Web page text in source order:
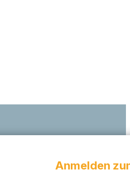
Anmelden